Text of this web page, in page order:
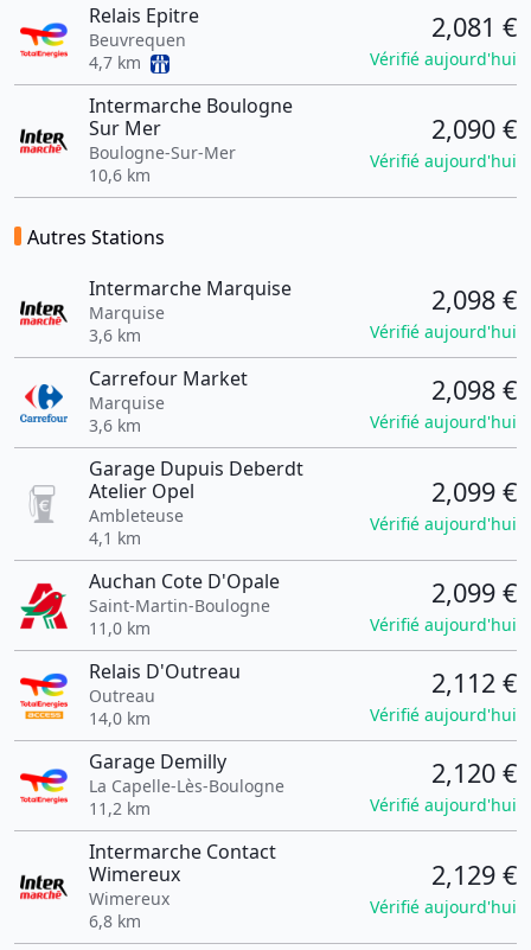
Relais Epitre
Beuvrequen
4,7 km
2,081 €
Vérifié aujourd'hui
Intermarche Boulogne
Sur Mer
Boulogne-Sur-Mer
10,6 km
2,090 €
Vérifié aujourd'hui
Autres Stations
Intermarche Marquise
Marquise
3,6 km
2,098 €
Vérifié aujourd'hui
Carrefour Market
Marquise
3,6 km
2,098 €
Vérifié aujourd'hui
Garage Dupuis Deberdt
Atelier Opel
Ambleteuse
4,1 km
2,099 €
Vérifié aujourd'hui
Auchan Cote D'Opale
Saint-Martin-Boulogne
11,0 km
2,099 €
Vérifié aujourd'hui
Relais D'Outreau
Outreau
14,0 km
2,112 €
Vérifié aujourd'hui
Garage Demilly
La Capelle-Lès-Boulogne
11,2 km
2,120 €
Vérifié aujourd'hui
Intermarche Contact
Wimereux
Wimereux
6,8 km
2,129 €
Vérifié aujourd'hui